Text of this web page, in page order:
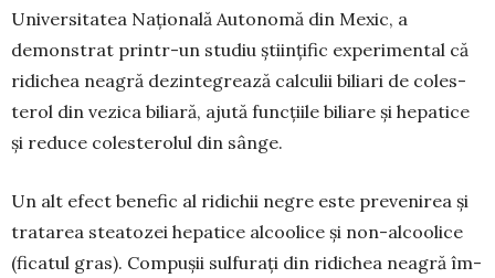
Uni­versitatea Națională Autonomă din Mexic, a
demonstrat prin­tr-un studiu științific experimental că
ridichea neagră dezinte­grează calculii biliari de coles­
terol din vezica biliară, ajută funcțiile biliare și hepatice
și reduce co­lesterolul din sânge.
Un alt efect benefic al ridi­chii negre este prevenirea și
tra­tarea steatozei hepatice al­coolice și non-alcoolice
(ficatul gras). Compușii sulfurați din ridichea neagră îm­